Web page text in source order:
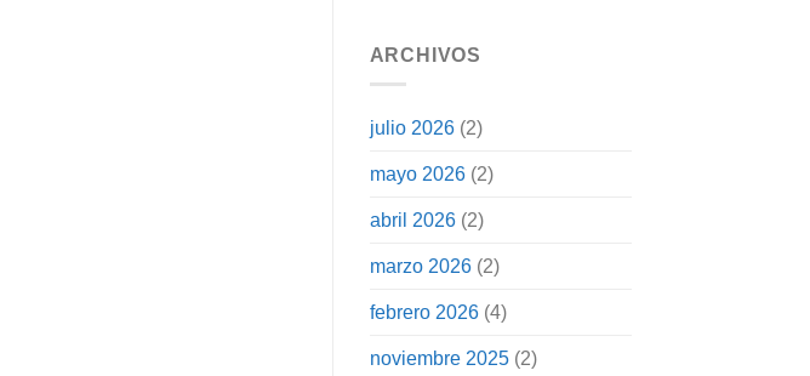
ARCHIVOS
julio 2026(2)
mayo 2026(2)
abril 2026(2)
marzo 2026(2)
febrero 2026(4)
noviembre 2025(2)